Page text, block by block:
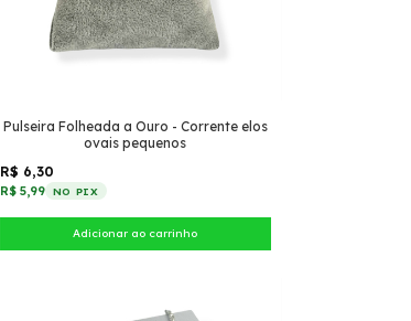
Pulseira Folheada a Ouro - Corrente elos
ovais pequenos
R$ 6,30
R$ 5,99 NO PIX